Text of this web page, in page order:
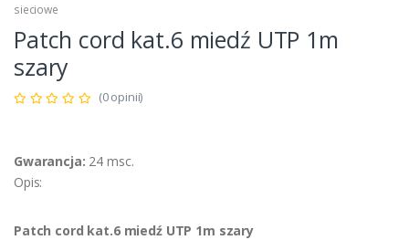
sieciowe
Patch cord kat.6 miedź UTP 1m
szary
(0 opinii)
Gwarancja: 24 msc.
Opis:
Patch cord kat.6 miedź UTP 1m szary